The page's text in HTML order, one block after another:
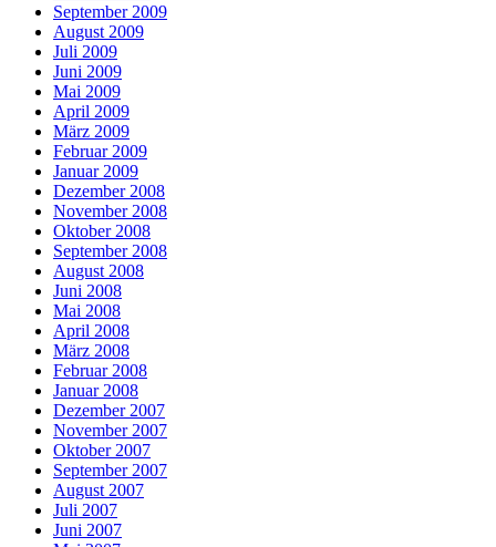
September 2009
August 2009
Juli 2009
Juni 2009
Mai 2009
April 2009
März 2009
Februar 2009
Januar 2009
Dezember 2008
November 2008
Oktober 2008
September 2008
August 2008
Juni 2008
Mai 2008
April 2008
März 2008
Februar 2008
Januar 2008
Dezember 2007
November 2007
Oktober 2007
September 2007
August 2007
Juli 2007
Juni 2007